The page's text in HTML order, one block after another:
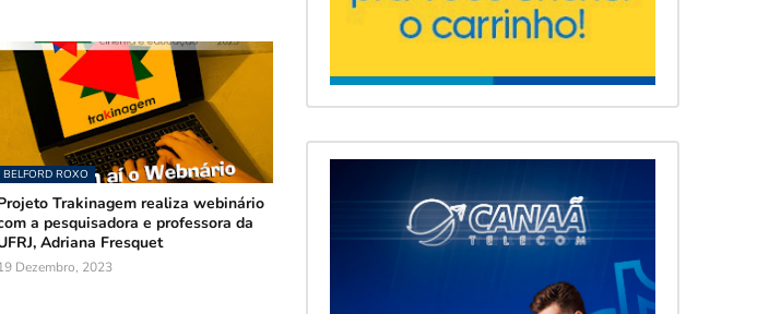
BELFORD ROXO
Trakinagem realiza webinário
a pesquisadora e professora da
Adriana Fresquet
Dezembro, 2023